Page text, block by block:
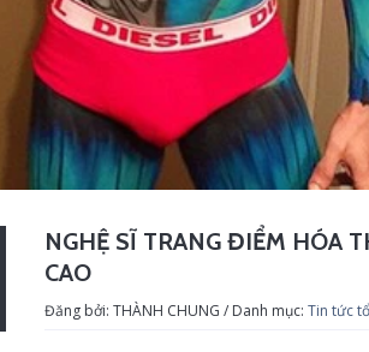
NGHỆ SĨ TRANG ĐIỂM HÓA
CAO
Đăng bởi: THÀNH CHUNG / Danh mục: Tin tức